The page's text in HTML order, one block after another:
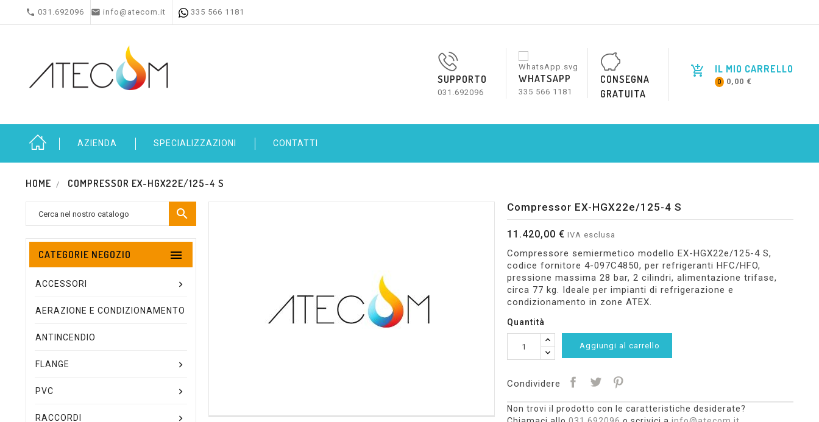
 031.692096  info@atecom.it 335 566 1181
IL MIO CARRELLO
0 0,00 €
SUPPORTO
031.692096
WHATSAPP
335 566 1181
CONSEGNA
GRATUITA
AZIENDA SPECIALIZZAZIONI CONTATTI
HOME COMPRESSOR EX-HGX22E/125-4 S

CATEGORIE NEGOZIO 
ACCESSORI
AERAZIONE E CONDIZIONAMENTO
ANTINCENDIO
FLANGE
PVC
RACCORDI
Compressor EX-HGX22e/125-4 S
11.420,00 € IVA esclusa
Compressore semiermetico modello EX-HGX22e/125-4 S,
codice fornitore 4-097C4850, per refrigeranti HFC/HFO,
pressione massima 28 bar, 2 cilindri, alimentazione trifase,
circa 77 kg. Ideale per impianti di refrigerazione e
condizionamento in zone ATEX.
Quantità
Aggiungi al carrello
Condividere
Non trovi il prodotto con le caratteristiche desiderate?